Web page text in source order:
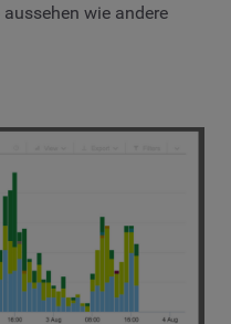
wie andere